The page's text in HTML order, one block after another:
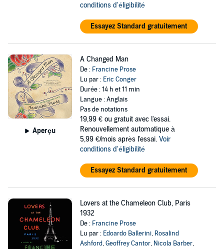
conditions d'éligibilité
Essayez Standard gratuitement
Aperçu
A Changed Man
De : Francine Prose
Lu par : Eric Conger
Durée : 14 h et 11 min
Langue : Anglais
Pas de notations
19,99 € ou gratuit avec l'essai.
Renouvellement automatique à
5,99 €/mois après l'essai. Voir
conditions d'éligibilité
Essayez Standard gratuitement
Lovers at the Chameleon Club, Paris
1932
De : Francine Prose
Lu par : Edoardo Ballerini, Rosalind
Ashford,Geoffrey Cantor, Nicola Barber,